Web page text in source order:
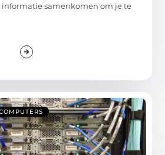
samenkomen om je te